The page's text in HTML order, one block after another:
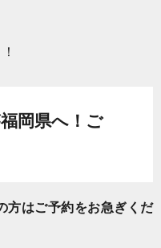
岡県へ！ ご
方はご予約をお急ぎくだ